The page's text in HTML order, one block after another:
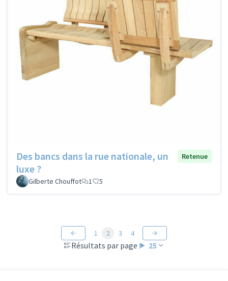
Des bancs dans la rue nationale, un
luxe ?
Retenue
Gilberte Chouffot 1 5
Résultats par page : 25
1 2 3 4